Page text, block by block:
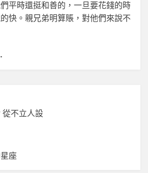
平時還挺和善的，一旦要花錢的時
快。親兄弟明算賬，對他們來說不
不立人設
座